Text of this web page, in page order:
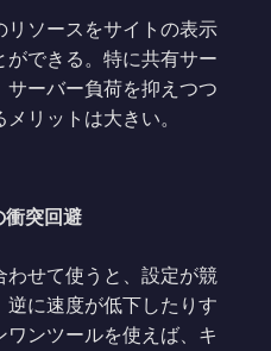
リソースをサイトの表示
できる。特に共有サー
ーバー負荷を抑えつつ
リットは大きい。
衝突回避
せて使うと、設定が競
に速度が低下したりす
ンツールを使えば、キ